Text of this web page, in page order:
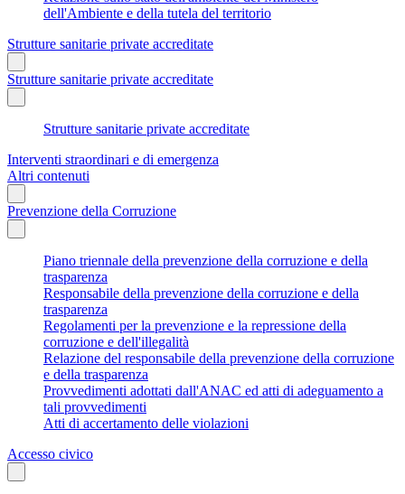
dell'Ambiente e della tutela del territorio
Strutture sanitarie private accreditate
Strutture sanitarie private accreditate
Strutture sanitarie private accreditate
Interventi straordinari e di emergenza
Altri contenuti
Prevenzione della Corruzione
Piano triennale della prevenzione della corruzione e della
trasparenza
Responsabile della prevenzione della corruzione e della
trasparenza
Regolamenti per la prevenzione e la repressione della
corruzione e dell'illegalità
Relazione del responsabile della prevenzione della corruzione
e della trasparenza
Provvedimenti adottati dall'ANAC ed atti di adeguamento a
tali provvedimenti
Atti di accertamento delle violazioni
Accesso civico